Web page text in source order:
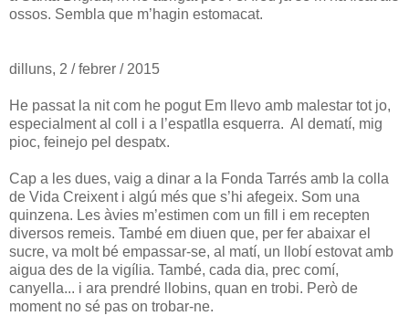
ossos. Sembla que m’hagin estomacat.
dilluns, 2 / febrer / 2015
He passat la nit com he pogut Em llevo amb malestar tot jo,
especialment al coll i a l’espatlla esquerra. Al dematí, mig
pioc, feinejo pel despatx.
Cap a les dues, vaig a dinar a la Fonda Tarrés amb la colla
de Vida Creixent i algú més que s’hi afegeix. Som una
quinzena. Les àvies m’estimen com un fill i em recepten
diversos remeis. També em diuen que, per fer abaixar el
sucre, va molt bé empassar-se, al matí, un llobí estovat amb
aigua des de la vigília. També, cada dia, prec comí,
canyella... i ara prendré llobins, quan en trobi. Però de
moment no sé pas on trobar-ne.